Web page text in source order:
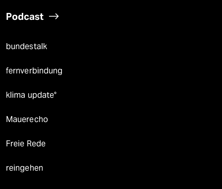
Podcast
bundestalk
fernverbindung
klima update°
Mauerecho
Freie Rede
reingehen